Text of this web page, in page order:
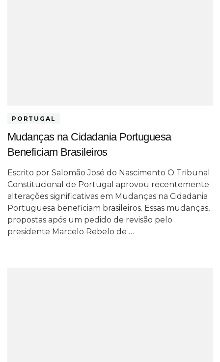
PORTUGAL
Mudanças na Cidadania Portuguesa
Beneficiam Brasileiros
Escrito por Salomão José do Nascimento O Tribunal
Constitucional de Portugal aprovou recentemente
alterações significativas em Mudanças na Cidadania
Portuguesa beneficiam brasileiros. Essas mudanças,
propostas após um pedido de revisão pelo
presidente Marcelo Rebelo de …